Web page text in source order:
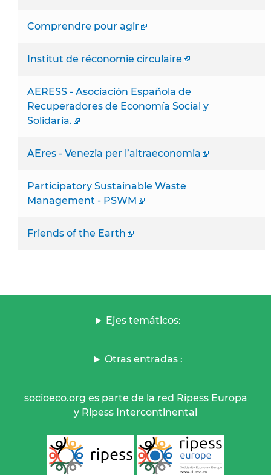
Comprendre pour agir
Institut de réconomie circulaire
AERESS - Asociación Española de
Recuperadores de Economía Social y
Solidaria.
AEres - Venezia per l’altraeconomia
Participatory Sustainable Waste
Management - PSWM
Friends of the Earth
Ejes temáticos:
Otras entradas :
socioeco.org es parte de la red Ripess Europa
y Ripess Intercontinental